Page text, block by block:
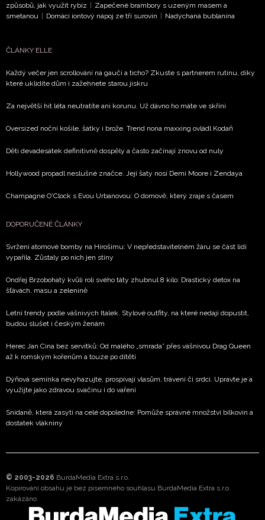
způsobů, jak využít rybíz | Zapečené brambory s uzeným masem a
smetanou | Domácí iontový nápoj ze tří surovin | Nadýchaná bublanina
ČLÁNKY ELLE
Každý večer jen scrollování na gauči a ticho? Zkuste s partnerem rutinu, díky
které uklidíte dům i zažehnete starou jiskru
Za největší hit léta neutratíte ani korunu. Už dávno ho máte ve skříni
Oversized noční košile, šátky i brože. Trend nona maxxing ovládl Kodaň
Děti devadesátek definitivně dospěly a často začínají znovu od nuly
Hollywood propadl neslušné značce. Její šaty nosí Demi Moore i Zendaya
Champagne O'Clock s Evou Urbanovou: O domově, který zraje s časem
DOPORUČENÉ ČLÁNKY
Svržení atomové bomby na Hirošimu: V nepředstavitelném žáru se část lidí
vypařila. Zůstaly po nich jen stíny
Ondřej Brzobohatý kvůli roli svého táty zhubnul 8 kilo: Drastický detox na
šťávách, masu a zelenině
Letní trendy podle vášnivých Italek. Stylové outfity, na které nedají dopustit,
budou slušet i českým ženám
Herec Jan Cina bez servítků: Od malého „smrada” přes vášnivou Drag Queen
až k romským kořenům a touze po dítěti
Dýňová semínka nevyhazujte, prospívají vlasům, trávení či srdci. Upravte je a
využijte jako zdravou svačinu i do vaření
Snídaně, která zasytí na celé dopoledne: Pomůže správné množství bílkovin a
dostatek vlákniny
© 2003-2026 BurdaMedia Extra s.r.o.
Kopírování obsahu je bez písemného souhlasu BurdaMedia Extra s.r.o.
zakázáno